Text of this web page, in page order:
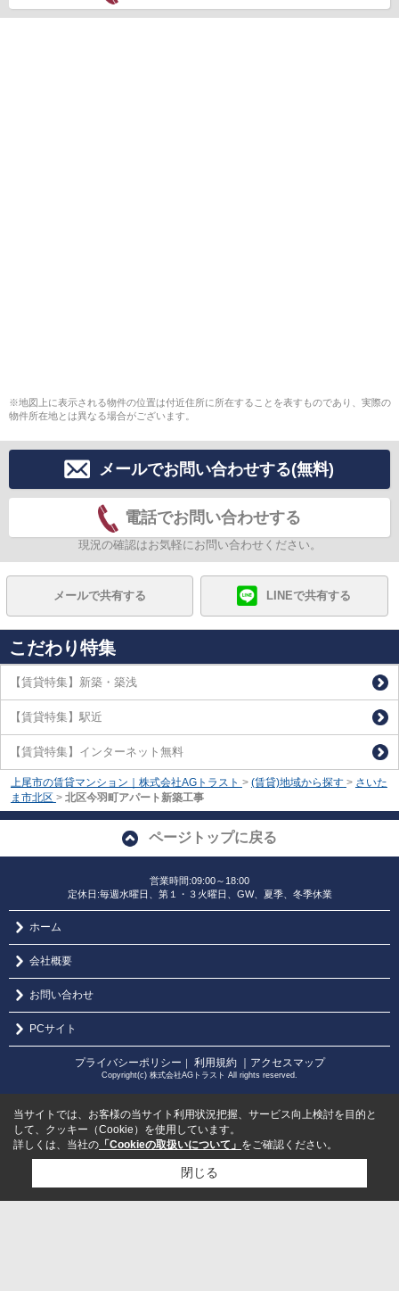
※地図上に表示される物件の位置は付近住所に所在することを表すものであり、実際の
物件所在地とは異なる場合がございます。
メールでお問い合わせする(無料)
電話でお問い合わせする
現況の確認はお気軽にお問い合わせください。
メールで共有する LINEで共有する
こだわり特集
【賃貸特集】新築・築浅
【賃貸特集】駅近
【賃貸特集】インターネット無料
上尾市の賃貸マンション｜株式会社AGトラスト > (賃貸)地域から探す > さいた
ま市北区 > 北区今羽町アパート新築工事
ページトップに戻る
営業時間:09:00～18:00
定休日:毎週水曜日、第１・３火曜日、GW、夏季、冬季休業
ホーム
会社概要
お問い合わせ
PCサイト
プライバシーポリシー 利用規約 ｜アクセスマップ
Copyright(c) 株式会社AGトラスト All rights reserved.
当サイトでは、お客様の当サイト利用状況把握、サービス向上検討を目的と
して、クッキー（Cookie）を使用しています。
詳しくは、当社の 「Cookieの取扱いについて」 をご確認ください。
閉じる